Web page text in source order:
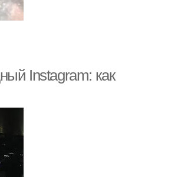
Instagram: как